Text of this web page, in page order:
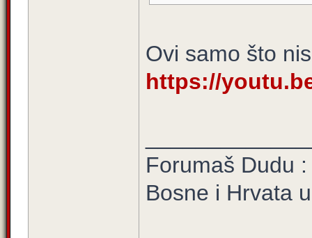
Ovi samo što
https://
Forumaš Dudu
Bosne i Hrvata